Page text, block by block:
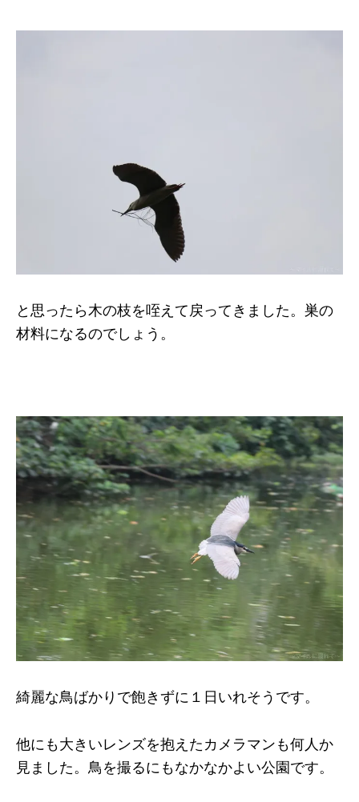
と思ったら木の枝を咥えて戻ってきました。巣の
材料になるのでしょう。
綺麗な鳥ばかりで飽きずに１日いれそうです。
他にも大きいレンズを抱えたカメラマンも何人か
見ました。鳥を撮るにもなかなかよい公園です。